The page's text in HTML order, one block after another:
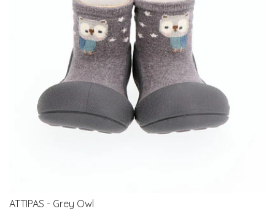
ATTIPAS - Grey Owl